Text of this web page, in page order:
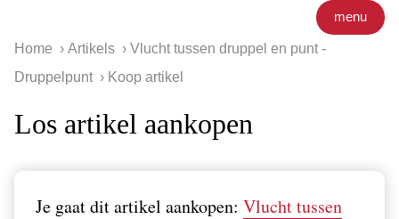
menu
Home Artikels
Vlucht tussen druppel en punt -
Druppelpunt
Koop artikel
Los artikel aankopen
Je gaat dit artikel aankopen: Vlucht tussen